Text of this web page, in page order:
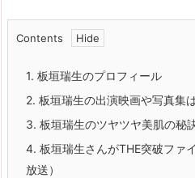
Contents
1. 板垣瑞生のプロフィール
2. 板垣瑞生の出演映画や写真集
3. 板垣瑞生のツヤツヤ美肌の秘
4. 板垣瑞生さんがTHE突破ファ
放送）